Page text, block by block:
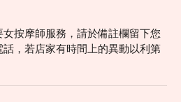
按摩師服務，請於備註欄留下您
，若店家有時間上的異動以利第